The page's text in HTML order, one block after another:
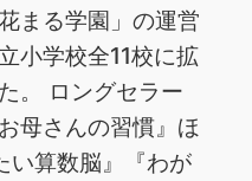
まる学園」の運営
小学校全11校に拡
。 ロングセラー
母さんの習慣』ほ
い算数脳』『わが